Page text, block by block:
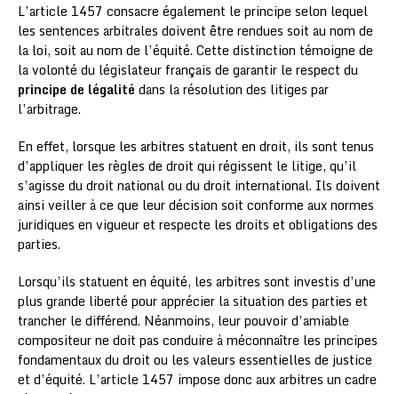
L’article 1457 consacre également le principe selon lequel
les sentences arbitrales doivent être rendues soit au nom de
la loi, soit au nom de l’équité. Cette distinction témoigne de
la volonté du législateur français de garantir le respect du
principe de légalité dans la résolution des litiges par
l’arbitrage.
En effet, lorsque les arbitres statuent en droit, ils sont tenus
d’appliquer les règles de droit qui régissent le litige, qu’il
s’agisse du droit national ou du droit international. Ils doivent
ainsi veiller à ce que leur décision soit conforme aux normes
juridiques en vigueur et respecte les droits et obligations des
parties.
Lorsqu’ils statuent en équité, les arbitres sont investis d’une
plus grande liberté pour apprécier la situation des parties et
trancher le différend. Néanmoins, leur pouvoir d’amiable
compositeur ne doit pas conduire à méconnaître les principes
fondamentaux du droit ou les valeurs essentielles de justice
et d’équité. L’article 1457 impose donc aux arbitres un cadre